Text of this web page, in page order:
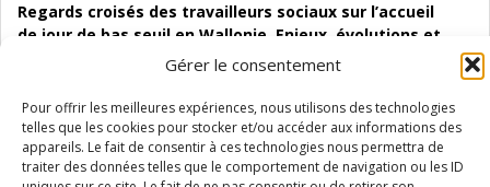
Gérer le consentement
Pour offrir les meilleures expériences, nous utilisons des technologies
telles que les cookies pour stocker et/ou accéder aux informations des
appareils. Le fait de consentir à ces technologies nous permettra de
traiter des données telles que le comportement de navigation ou les ID
Regards croisés des travailleurs sociaux sur l’accueil
de jour de bas seuil en Wallonie. Enjeux, évolutions et
06 Juil 2026
Étude d’évaluabilité des Structures
d’accompagnement à l’autocréation d’emploi (SAACE)